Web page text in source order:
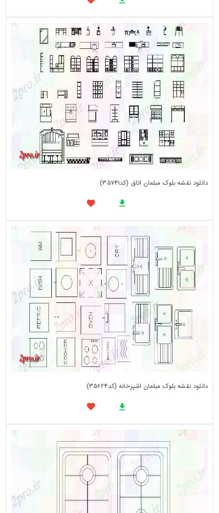
دانلود نقشه بلوک مبلمان اتاق (کد35741)
دانلود نقشه بلوک مبلمان اشپزخانه (کد35624)